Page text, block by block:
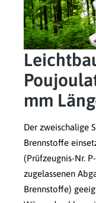
mm
Der zweischalige
Brennstoffe
(Prüfzeugnis-Nr.
zugelassenen
Brennstoffe)